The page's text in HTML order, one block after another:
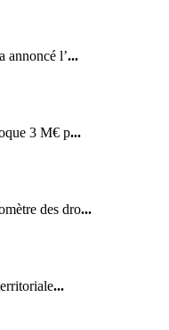
annoncé l’...
3 M€ p...
des dro...
...